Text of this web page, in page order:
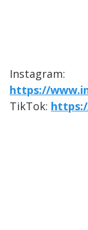
Instagram:
https://
TikTok: